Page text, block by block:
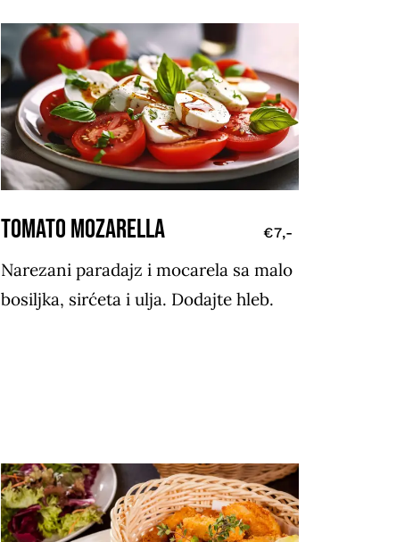
TOMATO MOZARELLA €7,-
Narezani paradajz i mocarela sa malo
bosiljka, sirćeta i ulja. Dodajte hleb.